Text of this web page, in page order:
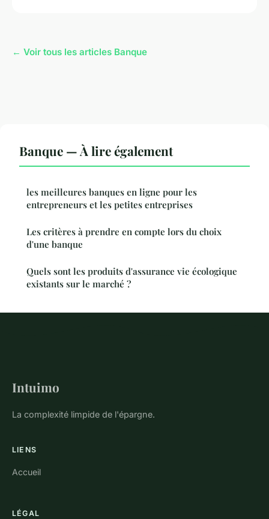
← Voir tous les articles Banque
Banque — À lire également
les meilleures banques en ligne pour les
entrepreneurs et les petites entreprises
Les critères à prendre en compte lors du choix
d'une banque
Quels sont les produits d'assurance vie écologique
existants sur le marché ?
Intuimo
La complexité limpide de l'épargne.
LIENS
Accueil
LÉGAL